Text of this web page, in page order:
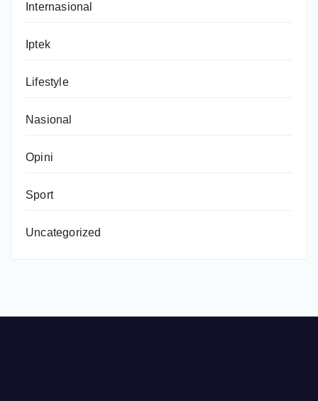
Internasional
Iptek
Lifestyle
Nasional
Opini
Sport
Uncategorized